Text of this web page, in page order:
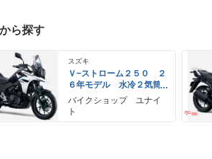
ら探す
スズキ
Ｖ−ストローム２５０ ２
６年モデル 水冷２気筒
エンジン ＬＥＤヘッド
ライト標準装備
バイクショップ ユナイ
ト